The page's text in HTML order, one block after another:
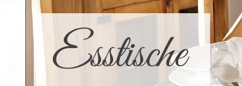
Esstische